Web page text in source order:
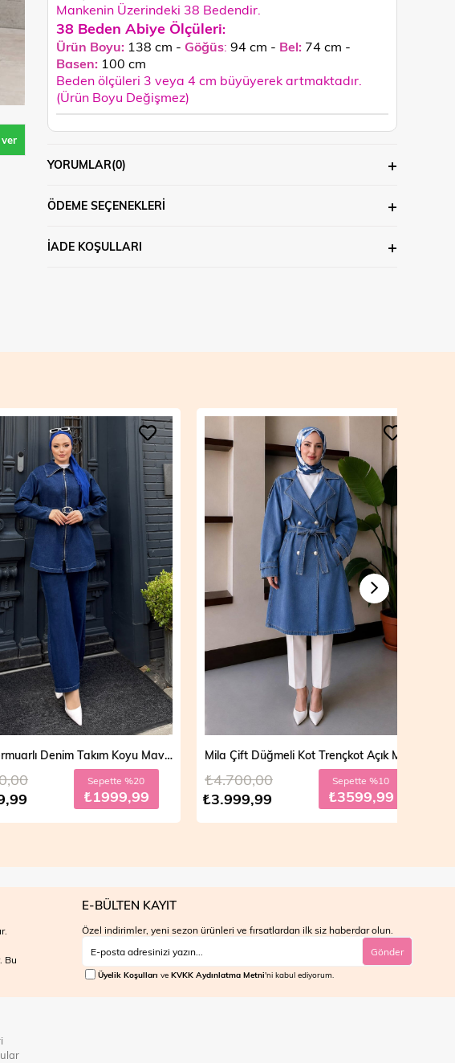
Mankenin Üzerindeki 38 Bedendir.
38 Beden Abiye Ölçüleri:
Ürün Boyu: 138 cm - Göğüs: 94 cm - Bel: 74 cm -
Basen: 100 cm
Beden ölçüleri 3 veya 4 cm büyüyerek artmaktadır.
(Ürün Boyu Değişmez)
YORUMLAR(0)
ÖDEME SEÇENEKLERI
İADE KOŞULLARI
Vera Fermuarlı Denim Takım Koyu Mavi 19298
Sepette %20
₺1999,99
Mila Çift Düğmeli Kot Trençkot Açık Mavi 19290
₺3.999,99
₺4.700,00 Sepette %10
₺3599,99
Bu
E-BÜLTEN KAYIT
Özel indirimler, yeni sezon ürünleri ve fırsatlardan ilk siz haberdar olun.
Gönder
Üyelik Koşulları ve KVKK Aydınlatma Metni'ni kabul ediyorum.